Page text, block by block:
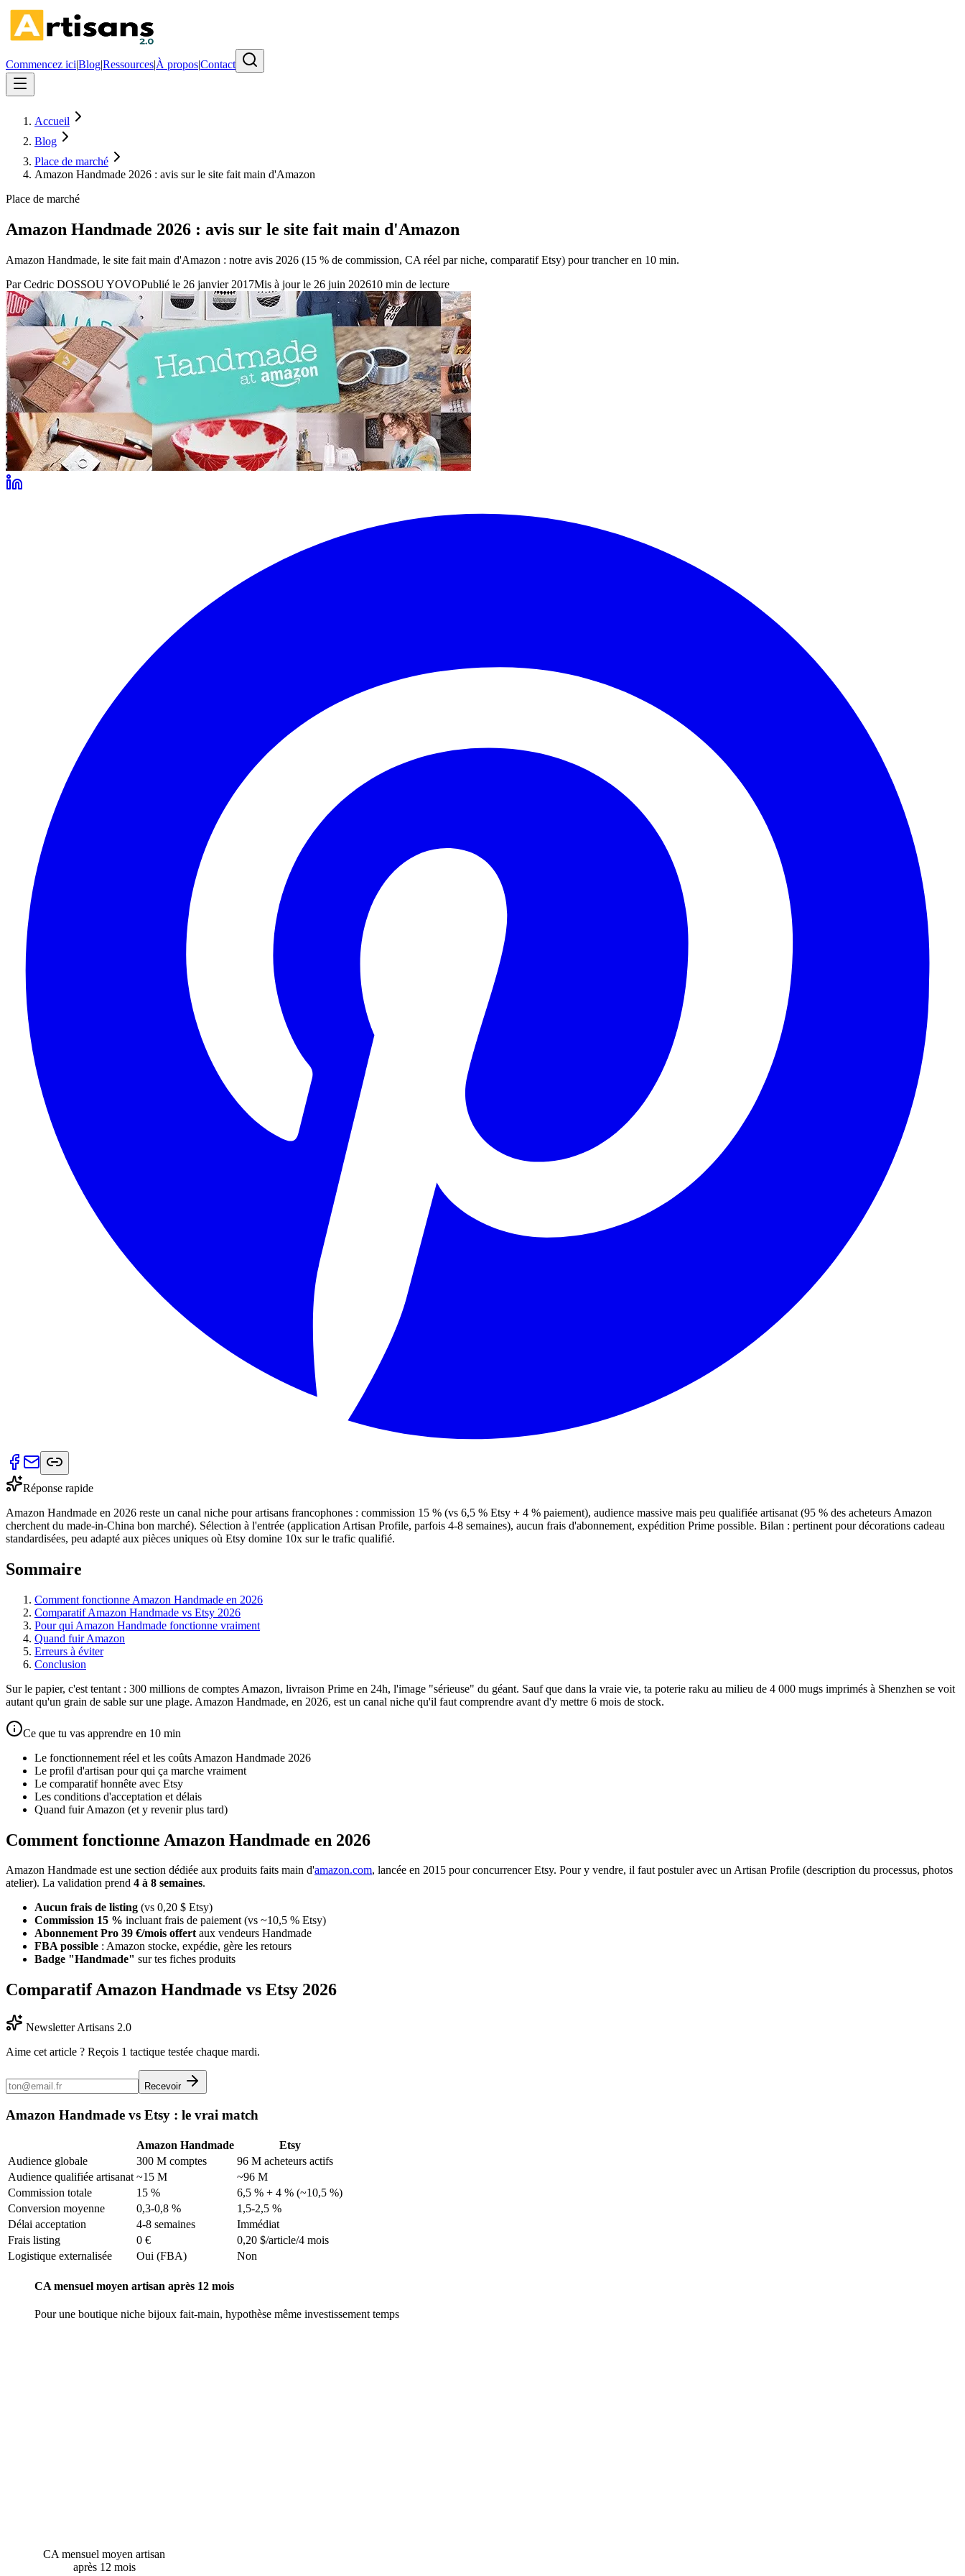
Commencez ici|Blog|Ressources|À propos|Contact
Accueil
Blog
Place de marché
Amazon Handmade 2026 : avis sur le site fait main d'Amazon
Place de marché
Amazon Handmade 2026 : avis sur le site fait main d'Amazon
Amazon Handmade, le site fait main d'Amazon : notre avis 2026 (15 % de commission, CA réel par niche, comparatif Etsy) pour trancher en 10 min.
ParCedric DOSSOU YOVOPublié le 26 janvier 2017Mis à jour le 26 juin 202610 min de lecture
Réponse rapide
Amazon Handmade en 2026 reste un canal niche pour artisans francophones : commission 15 % (vs 6,5 % Etsy + 4 % paiement), audience massive mais peu qualifiée artisanat (95 % des acheteurs Amazon
cherchent du made-in-China bon marché). Sélection à l'entrée (application Artisan Profile, parfois 4-8 semaines), aucun frais d'abonnement, expédition Prime possible. Bilan : pertinent pour décorations cadeau
standardisées, peu adapté aux pièces uniques où Etsy domine 10x sur le trafic qualifié.
Sommaire
Comment fonctionne Amazon Handmade en 2026
Comparatif Amazon Handmade vs Etsy 2026
Pour qui Amazon Handmade fonctionne vraiment
Quand fuir Amazon
Erreurs à éviter
Conclusion
Sur le papier, c'est tentant : 300 millions de comptes Amazon, livraison Prime en 24h, l'image "sérieuse" du géant. Sauf que dans la vraie vie, ta poterie raku au milieu de 4 000 mugs imprimés à Shenzhen se voit
autant qu'un grain de sable sur une plage. Amazon Handmade, en 2026, est un canal niche qu'il faut comprendre avant d'y mettre 6 mois de stock.
Ce que tu vas apprendre en 10 min
Le fonctionnement réel et les coûts Amazon Handmade 2026
Le profil d'artisan pour qui ça marche vraiment
Le comparatif honnête avec Etsy
Les conditions d'acceptation et délais
Quand fuir Amazon (et y revenir plus tard)
Comment fonctionne Amazon Handmade en 2026
Amazon Handmade est une section dédiée aux produits faits main d'amazon.com, lancée en 2015 pour concurrencer Etsy. Pour y vendre, il faut postuler avec un Artisan Profile (description du processus, photos
atelier). La validation prend 4 à 8 semaines.
Aucun frais de listing (vs 0,20 $ Etsy)
Commission 15 % incluant frais de paiement (vs ~10,5 % Etsy)
Abonnement Pro 39 €/mois offertaux vendeurs Handmade
FBA possible : Amazon stocke, expédie, gère les retours
Badge "Handmade" sur tes fiches produits
Comparatif Amazon Handmade vs Etsy 2026
Newsletter Artisans 2.0
Aime cet article ? Reçois 1 tactique testée chaque mardi.
Recevoir
Amazon Handmade vs Etsy : le vrai match
Amazon Handmade
Etsy
Audience globale
300 M comptes
96 M acheteurs actifs
Audience qualifiée artisanat ~15 M
~96 M
Commission totale
15 %
6,5 % + 4 % (~10,5 %)
Conversion moyenne
0,3-0,8 %
1,5-2,5 %
Délai acceptation
4-8 semaines
Immédiat
Frais listing
0 €
0,20 $/article/4 mois
Logistique externalisée
Oui (FBA) Non
CA mensuel moyen artisan après 12 mois
Pour une boutique niche bijoux fait-main, hypothèse même investissement temps
CA mensuel moyen artisan
après 12 mois